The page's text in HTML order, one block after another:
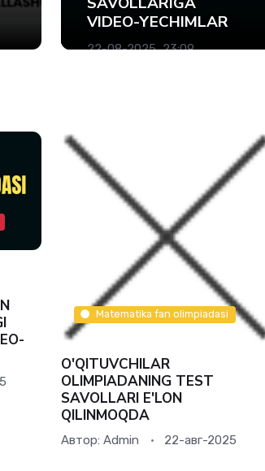
VIDEO-YECHIMLAR
22-08-2025, 23:09
Matematika fan olimpiadasi
O'QITUVCHILAR
OLIMPIADANING TEST
SAVOLLARI E'LON
QILINMOQDA
Автор: Admin 22-авг-2025